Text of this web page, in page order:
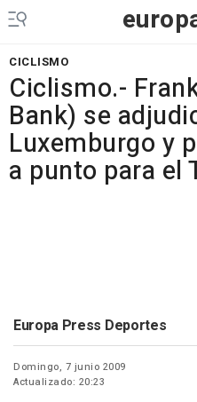
CICLISMO
Ciclismo.-
Bank) se
Luxemburgo y
a punto para el
Europa Press Deportes
Domingo, 7 junio 2009
Actualizado: 20:23